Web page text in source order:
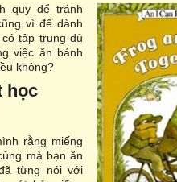
quy để tránh
vì để dành
tập trung đủ
việc ăn bánh
không?
học
rằng miếng
mà bạn ăn
từng nói với